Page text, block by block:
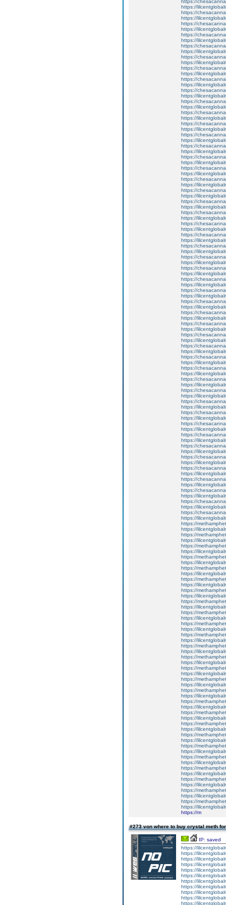
https://
https://
https://
https://
https://
https://
https://
https://
https://
https://
https://
https://
https://
https://
https://
https://
https://
https://
https://
https://
https://
https://
https://
https://
https://
https://
https://
https://
https://
https://
https://
https://
https://
https://
https://
https://
https://
https://
https://
https://
https://
https://
https://
https://
https://
https://
https://
https://
https://
https://
https://
https://
https://
https://
https://
https://
https://
https://
https://
https://
https://
https://
https://
https://
https://
https://
https://
https://
https://
https://
https://
https://
https://
https://
https://
https://
https://
https://
https://
https://
https://
https://
https://
https://
https://
https://
https://
https://
https://
https://
https://
https://
https://
https://
https://
https://
https://
https://
https://
https://
https://
https://
https://
https://
https://
https://
https://
https://
https://
https://
https://
https://
https://
https://
https://
https://
https://
https://
https://
https://
https://
https://
https://
https://
https://
https://
https://
https://
https://
https://
https://
https://
https://
https://
https://
https://
https://
https://
https://
https://
https://
https://
https://
https://
https://
https://
https://m
#273 von where to buy crystal meth
IP: saved
https://
https://
https://
https://
https://
https://
https://
https://
https://
https://
https://